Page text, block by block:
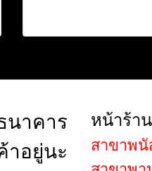
นาคาร
าอยู่นะ
หน้าร้า
สาขาพ